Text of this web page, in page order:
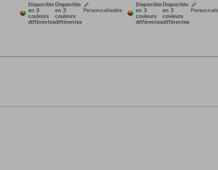
Disponible
en 3
couleurs
différentes
Disponible
en 3
couleurs
différentes
Personnalisable
Disponible
en 3
couleurs
différentes
Disponible
en 3
couleurs
différentes